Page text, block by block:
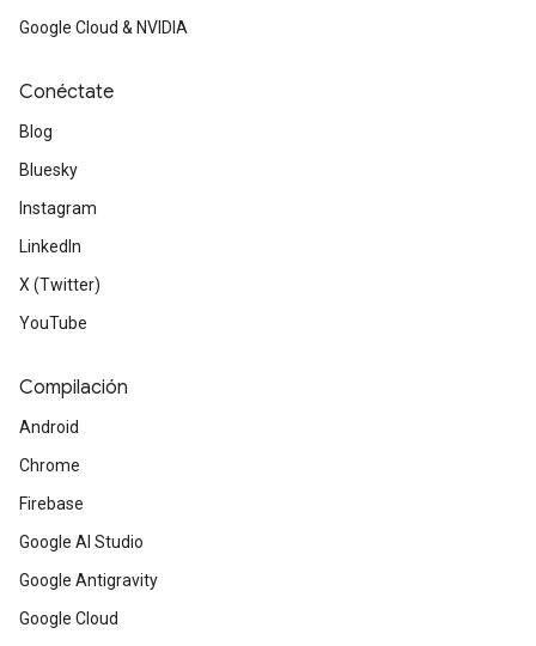
Google Cloud & NVIDIA
Conéctate
Blog
Bluesky
Instagram
LinkedIn
X (Twitter)
YouTube
Compilación
Android
Chrome
Firebase
Google AI Studio
Google Antigravity
Google Cloud